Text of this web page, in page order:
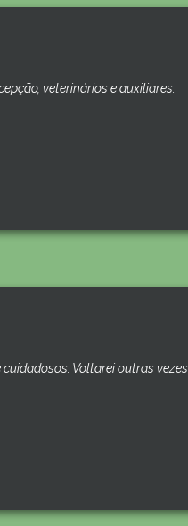
veterinários e auxiliares.
Voltarei outras vezes